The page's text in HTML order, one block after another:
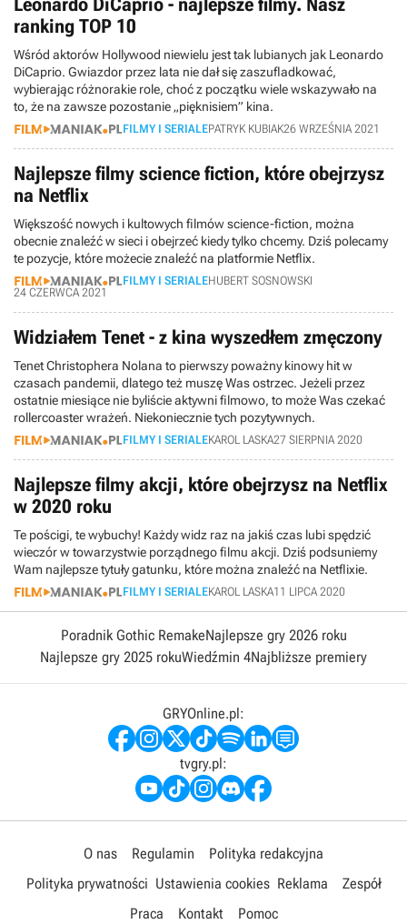
Leonardo DiCaprio - najlepsze filmy. Nasz
ranking TOP 10
Wśród aktorów Hollywood niewielu jest tak lubianych jak Leonardo
DiCaprio. Gwiazdor przez lata nie dał się zaszufladkować,
wybierając różnorakie role, choć z początku wiele wskazywało na
to, że na zawsze pozostanie „pięknisiem” kina.
FILMY I SERIALEPATRYK KUBIAK26 WRZEŚNIA 2021
Najlepsze filmy science fiction, które obejrzysz
na Netflix
Większość nowych i kultowych filmów science-fiction, można
obecnie znaleźć w sieci i obejrzeć kiedy tylko chcemy. Dziś polecamy
te pozycje, które możecie znaleźć na platformie Netflix.
FILMY I SERIALEHUBERT SOSNOWSKI
24 CZERWCA 2021
Widziałem Tenet - z kina wyszedłem zmęczony
Tenet Christophera Nolana to pierwszy poważny kinowy hit w
czasach pandemii, dlatego też muszę Was ostrzec. Jeżeli przez
ostatnie miesiące nie byliście aktywni filmowo, to może Was czekać
rollercoaster wrażeń. Niekoniecznie tych pozytywnych.
FILMY I SERIALEKAROL LASKA27 SIERPNIA 2020
Najlepsze filmy akcji, które obejrzysz na Netflix
w 2020 roku
Te pościgi, te wybuchy! Każdy widz raz na jakiś czas lubi spędzić
wieczór w towarzystwie porządnego filmu akcji. Dziś podsuniemy
Wam najlepsze tytuły gatunku, które można znaleźć na Netflixie.
FILMY I SERIALEKAROL LASKA11 LIPCA 2020
Poradnik Gothic RemakeNajlepsze gry 2026 roku
Najlepsze gry 2025 rokuWiedźmin 4Najbliższe premiery
GRYOnline.pl:
tvgry.pl:
O nas Regulamin
Polityka redakcyjna
Polityka prywatności Ustawienia cookies Reklama
Zespół
Praca
Kontakt Pomoc